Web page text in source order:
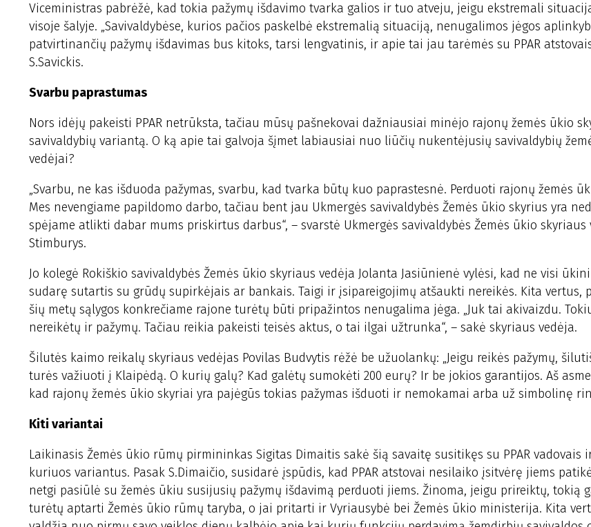
Viceministras pabrėžė, kad tokia pažymų išdavimo tvarka galios ir tuo atveju, jeigu ekstremali
visoje šalyje. „Savivaldybėse, kurios pačios paskelbė ekstremalią situaciją, nenugalimos jėgos
patvirtinančių pažymų išdavimas bus kitoks, tarsi lengvatinis, ir apie tai jau tarėmės su PPAR
S.Savickis.
Svarbu paprastumas
Nors idėjų pakeisti PPAR netrūksta, tačiau mūsų pašnekovai dažniausiai minėjo rajonų žemės ūkio
savivaldybių variantą. O ką apie tai galvoja šįmet labiausiai nuo liūčių nukentėjusių savivaldybių
vedėjai?
„Svarbu, ne kas išduoda pažymas, svarbu, kad tvarka būtų kuo paprastesnė. Perduoti rajonų žemės
Mes nevengiame papildomo darbo, tačiau bent jau Ukmergės savivaldybės Žemės ūkio skyrius yra
spėjame atlikti dabar mums priskirtus darbus“, – svarstė Ukmergės savivaldybės Žemės ūkio skyriaus
Stimburys.
Jo kolegė Rokiškio savivaldybės Žemės ūkio skyriaus vedėja Jolanta Jasiūnienė vylėsi, kad ne visi
sudarę sutartis su grūdų supirkėjais ar bankais. Taigi ir įsipareigojimų atšaukti nereikės. Kita vertus,
šių metų sąlygos konkrečiame rajone turėtų būti pripažintos nenugalima jėga. „Juk tai akivaizdu.
nereikėtų ir pažymų. Tačiau reikia pakeisti teisės aktus, o tai ilgai užtrunka“, – sakė skyriaus vedėja.
Šilutės kaimo reikalų skyriaus vedėjas Povilas Budvytis rėžė be užuolankų: „Jeigu reikės pažymų,
turės važiuoti į Klaipėdą. O kurių galų? Kad galėtų sumokėti 200 eurų? Ir be jokios garantijos. Aš
kad rajonų žemės ūkio skyriai yra pajėgūs tokias pažymas išduoti ir nemokamai arba už simbolinę
Kiti variantai
Laikinasis Žemės ūkio rūmų pirmininkas Sigitas Dimaitis sakė šią savaitę susitikęs su PPAR vadovais
kuriuos variantus. Pasak S.Dimaičio, susidarė įspūdis, kad PPAR atstovai nesilaiko įsitvėrę jiems
netgi pasiūlė su žemės ūkiu susijusių pažymų išdavimą perduoti jiems. Žinoma, jeigu prireiktų, tokią
turėtų aptarti Žemės ūkio rūmų taryba, o jai pritarti ir Vyriausybė bei Žemės ūkio ministerija. Kita